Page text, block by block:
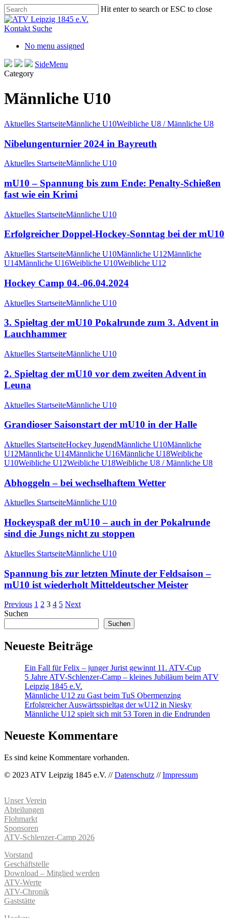
Skip
to
main
Hit enter to search or ESC to close
Close
Search
Kontakt Suche
No menu assigned
SideMenu
Category
Männliche U10
Aktuelles StartseiteMännliche U10Weibliche U8 / Männliche U8
Nibelungenturnier 2024 in Bayreuth
Aktuelles StartseiteMännliche U10
mU10 – Spannung bis zum Ende: Penalty-Schießen
fast wie ein Krimi
Aktuelles StartseiteMännliche U10
Erfolgreicher Doppel-Hockey-Sonntag bei der mU10
Aktuelles StartseiteMännliche U10Männliche U12Männliche
U14Männliche U16Weibliche U10Weibliche U12
Hockey Camp 04.-06.04.2024
Aktuelles StartseiteMännliche U10
3. Spieltag der mU10 Pokalrunde zum 3. Advent in
Lauchhammer
Aktuelles StartseiteMännliche U10
2. Spieltag der mU10 vor dem zweiten Advent in
Leuna
Aktuelles StartseiteMännliche U10
Grandioser Saisonstart der mU10 in der Halle
Aktuelles StartseiteHockey JugendMännliche U10Männliche
U12Männliche U14Männliche U16Männliche U18Weibliche
U10Weibliche U12Weibliche U18Weibliche U8 / Männliche U8
Abhoggeln – bei wechselhaftem Wetter
Aktuelles StartseiteMännliche U10
Hockeyspaß der mU10 – auch in der Pokalrunde
sind die Jungs nicht zu stoppen
Aktuelles StartseiteMännliche U10
Spannung bis zur letzten Minute der Feldsaison –
mU10 ist wiederholt Mitteldeutscher Meister
Previous 1 2 3 4 5 Next
Suchen
Suchen
Neueste Beiträge
Ein Fall für Felix – junger Jurist gewinnt 11. ATV-Cup
5 Jahre ATV-Schlenzer-Camp – kleines Jubiläum beim ATV
Leipzig 1845 e.V.
Männliche U12 zu Gast beim TuS Obermenzing
Erfolgreicher Auswärtsspieltag der wU12 in Niesky
Männliche U12 spielt sich mit 53 Toren in die Endrunden
Neueste Kommentare
Es sind keine Kommentare vorhanden.
© 2023 ATV Leipzig 1845 e.V. //Datenschutz //Impressum
Unser Verein
Abteilungen
Flohmarkt
Sponsoren
ATV-Schlenzer-Camp 2026
Vorstand
Geschäftstelle
Download – Mitglied werden
ATV-Werte
ATV-Chronik
Gaststätte